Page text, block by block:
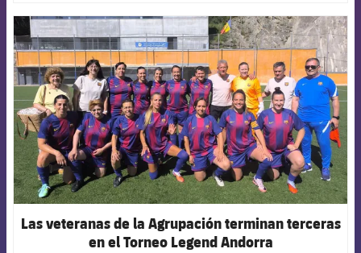
FCB Barcelona badge
Las veteranas de la Agrupación terminan terceras
en el Torneo Legend Andorra